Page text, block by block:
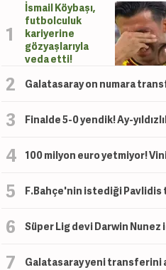
İsmail Köybaşı,
futbolculuk
kariyerine
gözyaşlarıyla
veda etti!